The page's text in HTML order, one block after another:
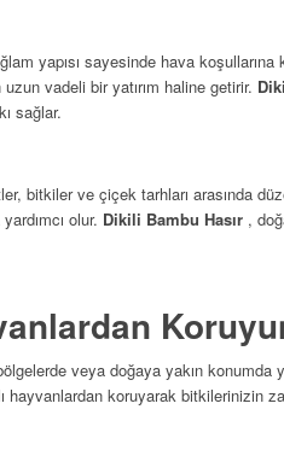
yapısı sayesinde hava koşullarına
vadeli bir yatırım haline getirir.
sağlar.
bitkiler ve çiçek tarhları arasında
olur. Dikili Bambu Hasır ,
veya doğaya yakın konumda
hayvanlardan koruyarak bitkilerinizin